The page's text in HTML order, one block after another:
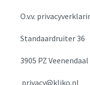
O.v.v.
Standaardruiter 36
3905 PZ Veenendaal
privacy@kliko.nl